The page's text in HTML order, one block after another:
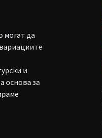
могат да
и
основа за